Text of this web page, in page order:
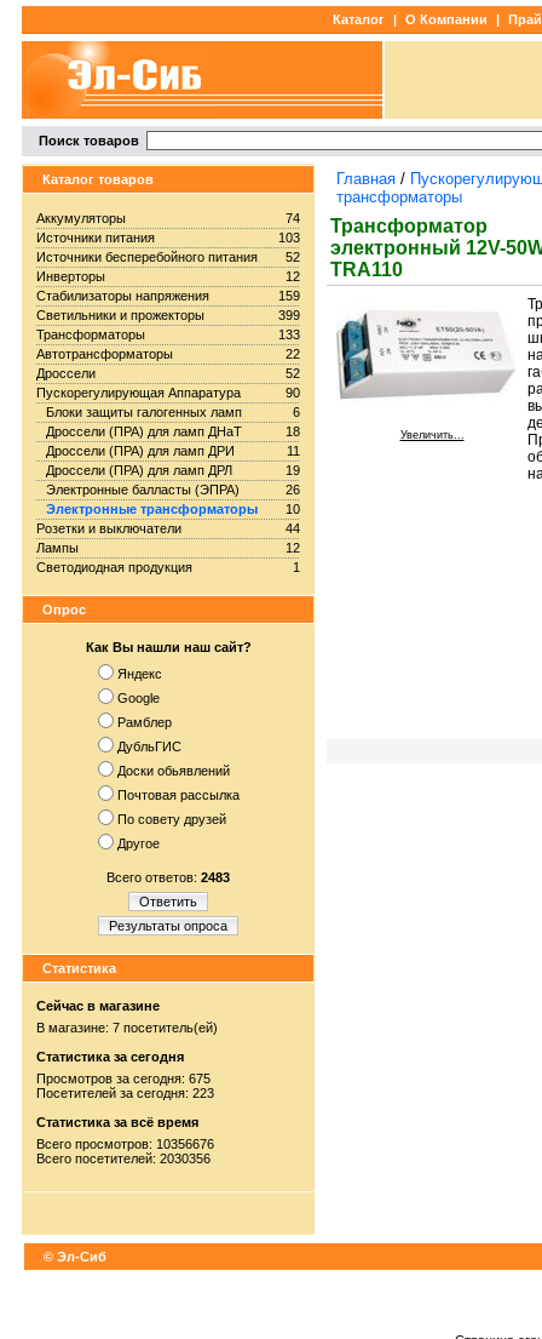
Каталог | О Компании |
Поиск товаров
Каталог товаров
74
Аккумуляторы
103
Источники питания
52
Источники бесперебойного питания
12
Инверторы
159
Стабилизаторы напряжения
399
Светильники и прожекторы
133
Трансформаторы
22
Автотрансформаторы
52
Дроссели
90
Пускорегулирующая Аппаратура
6
Блоки защиты галогенных ламп
18
Дроссели (ПРА) для ламп ДНаТ
11
Дроссели (ПРА) для ламп ДРИ
19
Дроссели (ПРА) для ламп ДРЛ
26
Электронные балласты (ЭПРА)
10
Электронные трансформаторы
44
Розетки и выключатели
12
Лампы
1
Светодиодная продукция
Опрос
Как Вы нашли наш сайт?
Яндекс
Google
Рамблер
ДубльГИС
Доски обьявлений
Почтовая рассылка
По совету друзей
Другое
Всего ответов: 2483
Ответить
Результаты опроса
Статистика
Сейчас в магазине
В магазине: 7 посетитель(ей)
Статистика за сегодня
Просмотров за сегодня: 675
Посетителей за сегодня: 223
Статистика за всё время
Всего просмотров: 10356676
Всего посетителей: 2030356
Главная /
трансформаторы
Трансформатор
электронный 12V-
TRA110
Увеличить...
© Эл-Сиб